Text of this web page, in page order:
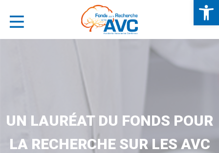
( S'INFORMER )
( LA RECHERCHE )
UN LAURÉAT DU FONDS POUR
LA RECHERCHE SUR LES AVC
Panneau de gestion des cookies